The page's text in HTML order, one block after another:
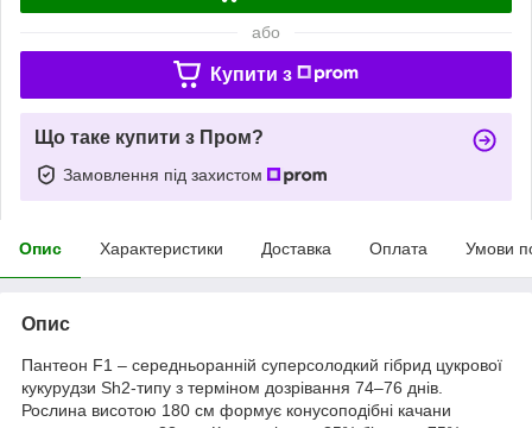
або
Купити з
Що таке купити з Пром?
Замовлення під захистом
Опис Характеристики Доставка Оплата Умови
Опис
Пантеон F1 – середньоранній суперсолодкий гібрид цукрової
кукурудзи Sh2-типу з терміном дозрівання 74–76 днів.
Рослина висотою 180 см формує конусоподібні качани